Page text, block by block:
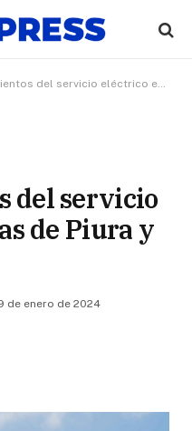
eléctrico en zonas de Piura y Catacaos
del servicio
de Piura y
de enero de 2024